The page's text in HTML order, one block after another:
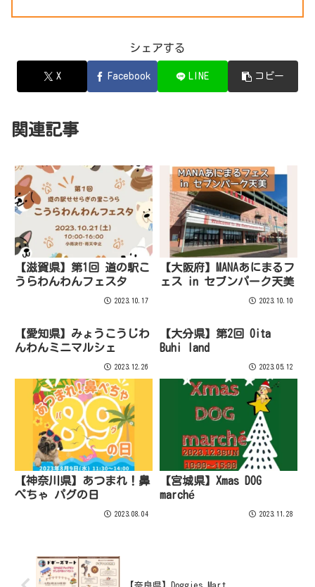
シェアする
X Facebook LINE コピー
関連記事
【滋賀県】第1回 道の駅こ
うらわんわんフェスタ
2023.10.17
【大阪府】MANAあにまるフ
ェス in セブンパーク天美
2023.10.10
【愛知県】みょうこうじわ
んわんミニマルシェ
2023.12.26
【大分県】第2回 Oita
Buhi land
2023.05.12
【神奈川県】あつまれ！鼻
ぺちゃ パグの日
2023.08.04
【宮城県】Xmas DOG
marché
2023.11.28
【奈良県】Doggies Mart